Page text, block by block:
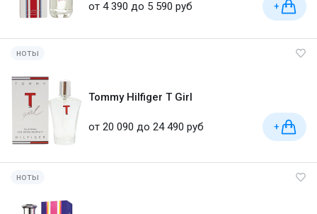
от 4 390 до 5 590 руб +
ноты
Tommy Hilfiger T Girl
от 20 090 до 24 490 руб +
ноты